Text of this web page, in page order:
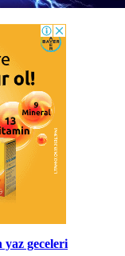
yaz geceleri